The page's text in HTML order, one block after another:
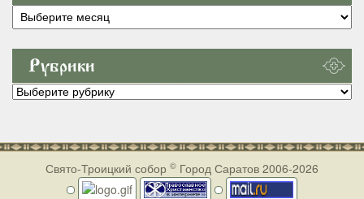
Архив
новостей
Рубрики
Рубрики
Свято-Троицкий собор © Город Саратов 2006-2026